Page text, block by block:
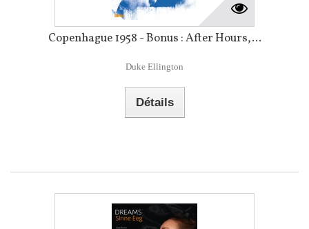
Copenhague 1958 - Bonus : After Hours,...
Duke Ellington
Détails